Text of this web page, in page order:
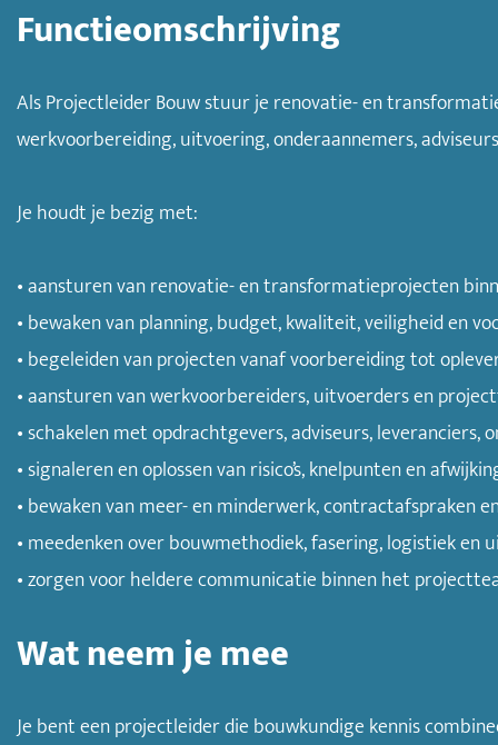
Functieomschrijving
Als Projectleider Bouw stuur je renovatie- en
werkvoorbereiding, uitvoering, onderaannemers,
Je houdt je bezig met:
• aansturen van renovatie- en transformatieprojecten
• bewaken van planning, budget, kwaliteit, veiligheid en
• begeleiden van projecten vanaf voorbereiding tot
• aansturen van werkvoorbereiders, uitvoerders en
• schakelen met opdrachtgevers, adviseurs,
• signaleren en oplossen van risico’s, knelpunten en
• bewaken van meer- en minderwerk, contractafspraken
• meedenken over bouwmethodiek, fasering, logistiek en
• zorgen voor heldere communicatie binnen het
Wat neem je mee
Je bent een projectleider die bouwkundige kennis